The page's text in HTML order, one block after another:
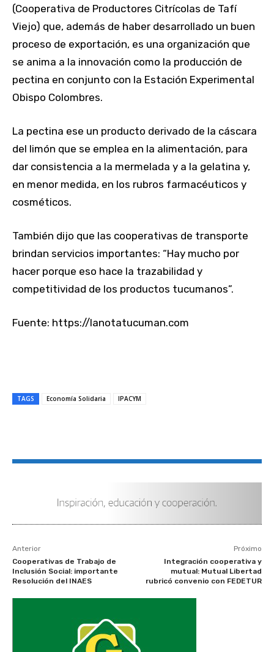
(Cooperativa de Productores Citrícolas de Tafí
Viejo) que, además de haber desarrollado un buen
proceso de exportación, es una organización que
se anima a la innovación como la producción de
pectina en conjunto con la Estación Experimental
Obispo Colombres.
La pectina ese un producto derivado de la cáscara
del limón que se emplea en la alimentación, para
dar consistencia a la mermelada y a la gelatina y,
en menor medida, en los rubros farmacéuticos y
cosméticos.
También dijo que las cooperativas de transporte
brindan servicios importantes: “Hay mucho por
hacer porque eso hace la trazabilidad y
competitividad de los productos tucumanos”.
Fuente: https://lanotatucuman.com
TAGS Economía Solidaria IPACYM
Anterior
Cooperativas de Trabajo de
Inclusión Social: importante
Resolución del INAES
Próximo
Integración cooperativa y
mutual: Mutual Libertad
rubricó convenio con FEDETUR